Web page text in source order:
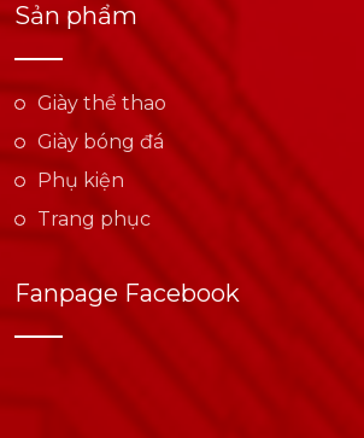
Sản phẩm
Giày thể thao
Giày bóng đá
Phụ kiện
Trang phục
Fanpage Facebook